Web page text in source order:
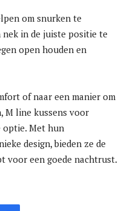
om snurken te
in de juiste positie te
open houden en
of naar een manier om
M line kussens voor
optie. Met hun
design, bieden ze de
voor een goede nachtrust.